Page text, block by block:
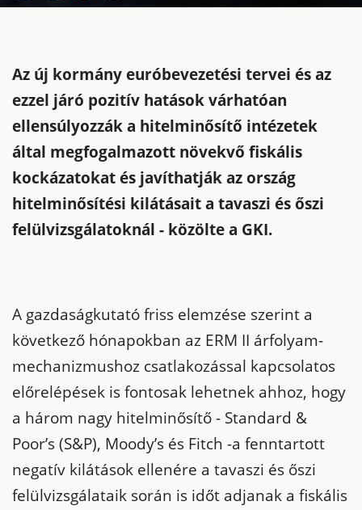
Az új kormány euróbevezetési tervei és az
ezzel járó pozitív hatások várhatóan
ellensúlyozzák a hitelminősítő intézetek
által megfogalmazott növekvő fiskális
kockázatokat és javíthatják az ország
hitelminősítési kilátásait a tavaszi és őszi
felülvizsgálatoknál - közölte a GKI.
A gazdaságkutató friss elemzése szerint a
következő hónapokban az ERM II árfolyam-
mechanizmushoz csatlakozással kapcsolatos
előrelépések is fontosak lehetnek ahhoz, hogy
a három nagy hitelminősítő - Standard &
Poor’s (S&P), Moody’s és Fitch -a fenntartott
negatív kilátások ellenére a tavaszi és őszi
felülvizsgálataik során is időt adjanak a fiskális